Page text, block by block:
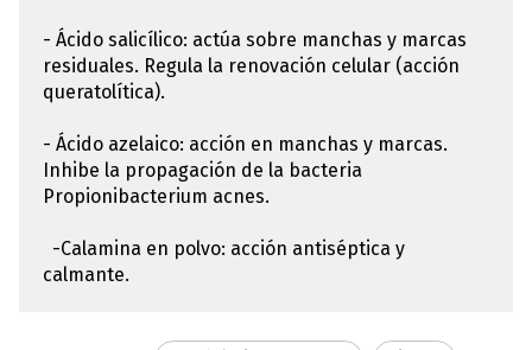
- Ácido salicílico: actúa sobre manchas y marcas
residuales. Regula la renovación celular (acción
queratolítica).
- Ácido azelaico: acción en manchas y marcas.
Inhibe la propagación de la bacteria
Propionibacterium acnes.
-Calamina en polvo: acción antiséptica y
calmante.